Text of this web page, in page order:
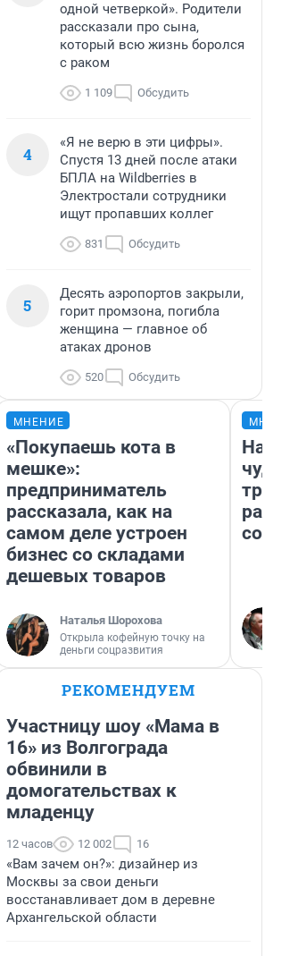
одной четверкой». Родители
рассказали про сына,
который всю жизнь боролся
с раком
1 109 Обсудить
4
«Я не верю в эти цифры».
Спустя 13 дней после атаки
БПЛА на Wildberries в
Электростали сотрудники
ищут пропавших коллег
831 Обсудить
5
Десять аэропортов закрыли,
горит промзона, погибла
женщина — главное об
атаках дронов
520 Обсудить
МНЕНИЕ
«Покупаешь кота в
мешке»:
предприниматель
рассказала, как на
самом деле устроен
бизнес со складами
дешевых товаров
Наталья Шорохова
Открыла кофейную точку на
деньги соцразвития
РЕКОМЕНДУЕМ
Участницу шоу «Мама в
16» из Волгограда
обвинили в
домогательствах к
младенцу
12 часов 12 002 16
«Вам зачем он?»: дизайнер из
Москвы за свои деньги
восстанавливает дом в деревне
Архангельской области